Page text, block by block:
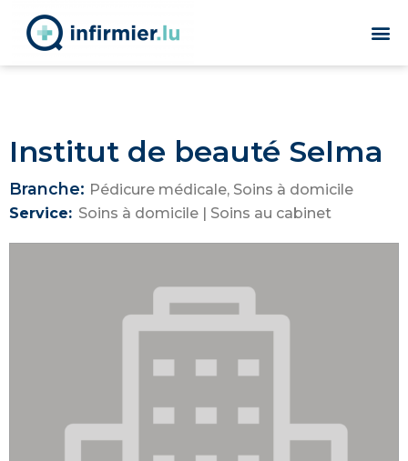
Institut de beauté Selma
Branche: Pédicure médicale, Soins à domicile
Service: Soins à domicile | Soins au cabinet